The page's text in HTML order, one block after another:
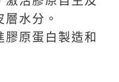
水分。
膠原蛋白製造和